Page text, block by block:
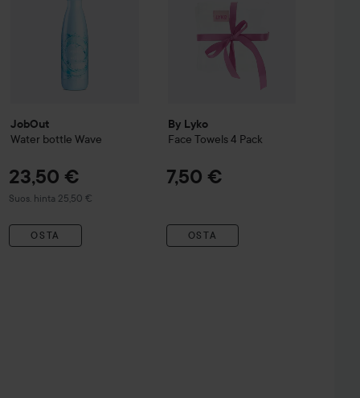
JobOut
Water bottle Wave
23,50 €
Suos. hinta 25,50 €
Suositeltu hinta 25,50 €
OSTA
By Lyko
Face Towels 4 Pack
7,50 €
OSTA